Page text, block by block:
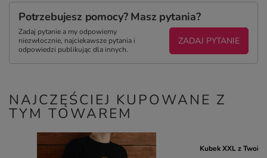
Potrzebujesz pomocy? Masz pytania?
Zadaj pytanie a my odpowiemy
niezwłocznie, najciekawsze pytania i
odpowiedzi publikując dla innych.
ZADAJ PYTANIE
NAJCZĘŚCIEJ KUPOWANE Z
TYM TOWAREM
Kubek XXL z